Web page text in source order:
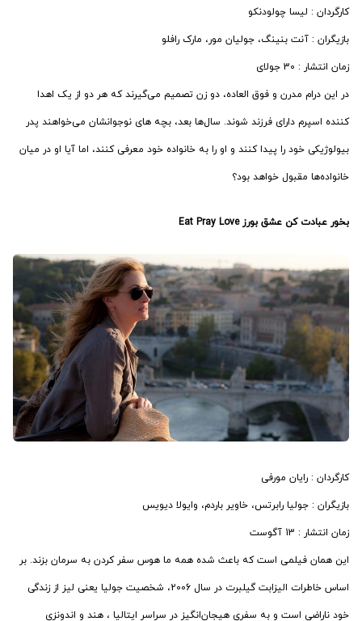
کارگردان : لیسا چولودنکو
بازیگران : آنت بنینگ، جولیان مور، مارک رافلو
زمان انتشار : 30 جولای
در این درام مدرن و فوق العاده، دو زن تصمیم می‌گیرند که هر دو از یک اهدا
کننده اسپرم دارای فرزند شوند. سال‌ها بعد، بچه های نوجوانشان می‌خواهند پدر
بیولوژیکی خود را پیدا کنند و او را به خانواده خود معرفی کنند، اما آیا او در میان
خانواده‌ها مقبول خواهد بود؟
بخور عبادت کن عشق بورز Eat Pray Love
کارگردان : رایان مورفی
بازیگران : جولیا رابرتس، خاویر باردم، وایولا دیویس
زمان انتشار : 13 آگوست
این همان فیلمی است که باعث شده همه ما هوس سفر کردن به سرمان بزند. بر
اساس خاطرات الیزابت گیلبرت در سال 2006، شخصیت جولیا یعنی لیز از زندگی
خود ناراضی است و به سفری هیجان‌انگیز در سراسر ایتالیا ، هند و اندونزی